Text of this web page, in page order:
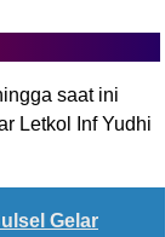
saat ini
Letkol Inf Yudhi
Gelar